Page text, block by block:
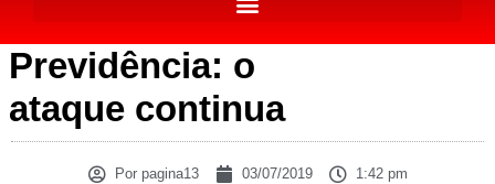
Previdência: o
ataque continua
Porpagina13 03/07/2019
1:42 pm